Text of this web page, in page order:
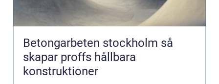
Betongarbeten stockholm så
skapar proffs hållbara
konstruktioner